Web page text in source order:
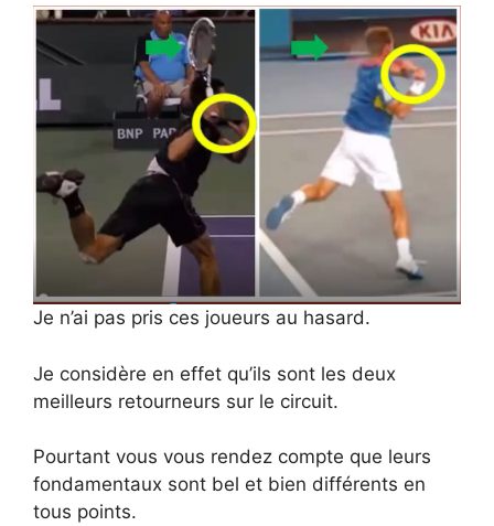
Je n’ai pas pris ces joueurs au hasard.
Je considère en effet qu’ils sont les deux
meilleurs retourneurs sur le circuit.
Pourtant vous vous rendez compte que leurs
fondamentaux sont bel et bien différents en
tous points.